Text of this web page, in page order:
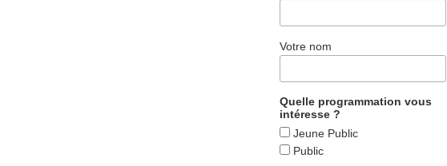
Votre nom
Quelle programmation vous
intéresse ?
Jeune Public
Public